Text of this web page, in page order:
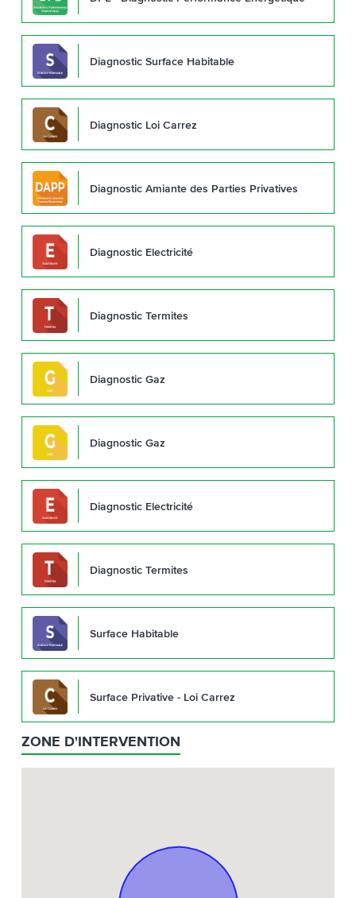
Diagnostic Surface Habitable
Diagnostic Loi Carrez
Diagnostic Amiante des Parties Privatives
Diagnostic Electricité
Diagnostic Termites
Diagnostic Gaz
Diagnostic Gaz
Diagnostic Electricité
Diagnostic Termites
Surface Habitable
Surface Privative - Loi Carrez
ZONE D'INTERVENTION